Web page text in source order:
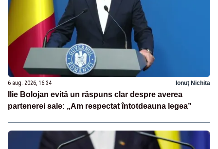
6 aug. 2026, 16:34 Ionuț Nichita
Ilie Bolojan evită un răspuns clar despre averea
partenerei sale: „Am respectat întotdeauna legea”